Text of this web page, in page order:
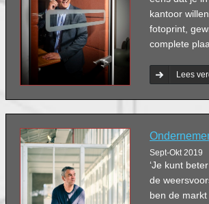
kantoor
fotoprint,
complete
Lees
Sept-Okt 2019
‘Je kunt
de
ben de